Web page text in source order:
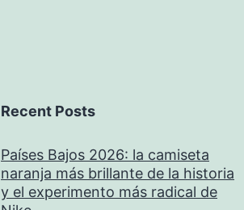
Recent Posts
Países Bajos 2026: la camiseta
naranja más brillante de la historia
y el experimento más radical de